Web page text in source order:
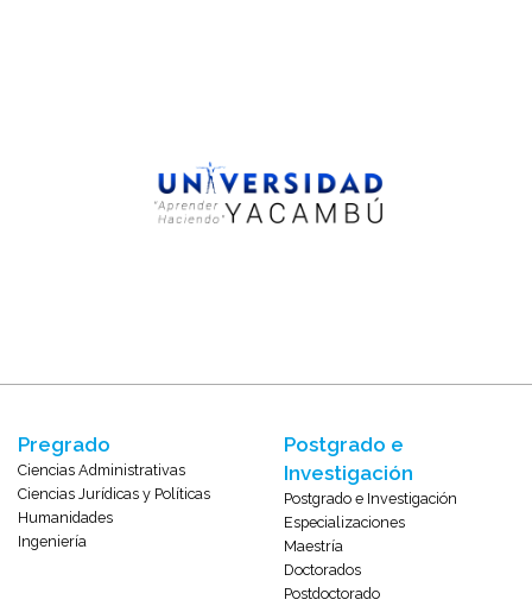
Pregrado
Ciencias Administrativas
Ciencias Jurídicas y Políticas
Humanidades
Ingeniería
Postgrado e
Investigación
Postgrado e Investigación
Especializaciones
Maestría
Doctorados
Postdoctorado